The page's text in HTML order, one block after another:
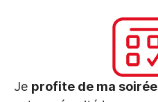
Je profite de ma soirée